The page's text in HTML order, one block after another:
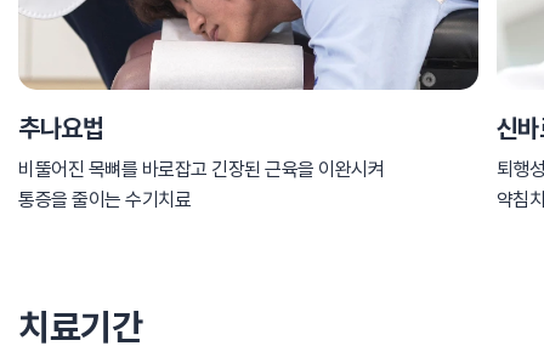
추나요법
비뚤어진 목뼈를 바로잡고 긴장된 근육을 이완시켜
통증을 줄이는 수기치료
신바
퇴행
약침
치료기간